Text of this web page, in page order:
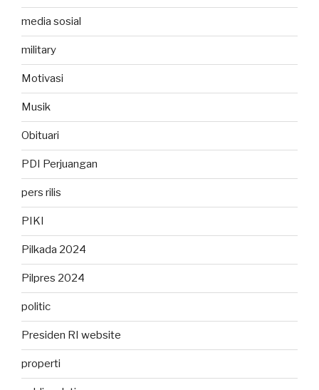
media sosial
military
Motivasi
Musik
Obituari
PDI Perjuangan
pers rilis
PIKI
Pilkada 2024
Pilpres 2024
politic
Presiden RI website
properti